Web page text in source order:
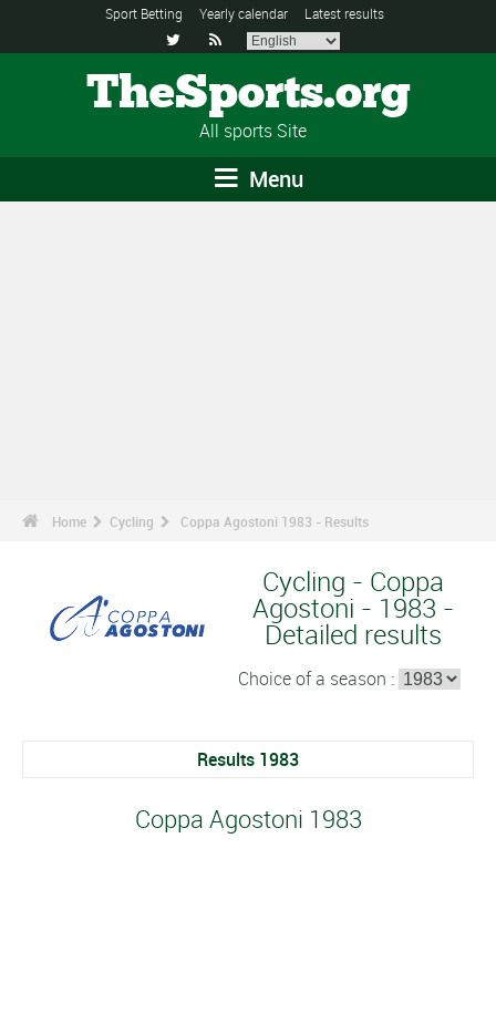
Sport Betting Yearly calendar Latest results
 
TheSports.org
All sports Site
Menu
Home Cycling Coppa Agostoni 1983 - Results
Cycling - Coppa
Agostoni - 1983 -
Detailed results
Choice of a season :
Results 1983
Coppa Agostoni 1983